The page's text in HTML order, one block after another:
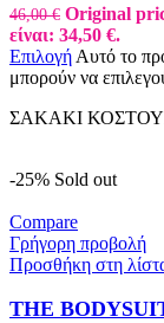
46,00€ Original
είναι: 34,50 €.
Επιλογή Αυτό το
μπορούν να
ΣΑΚΑΚΙ
-25% Sold out
Compare
Γρήγορη προβολή
Προσθήκη στη
ΤΗΕ